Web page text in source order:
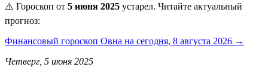
⚠️ Гороскоп от 5 июня 2025 устарел. Читайте актуальный
прогноз:
Финансовый гороскоп Овна на сегодня, 8 августа 2026 →
Четверг, 5 июня 2025